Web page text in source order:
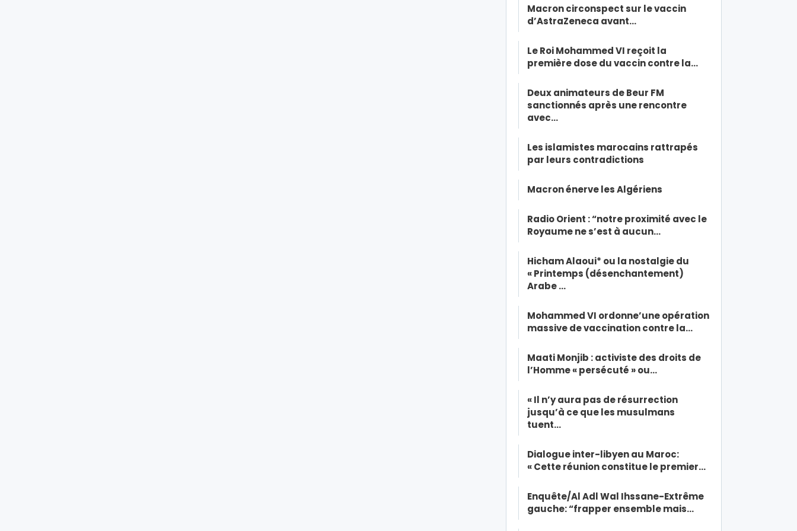
Macron circonspect sur le vaccin
d’AstraZeneca avant…
Le Roi Mohammed VI reçoit la
première dose du vaccin contre la…
Deux animateurs de Beur FM
sanctionnés après une rencontre
avec…
Les islamistes marocains rattrapés
par leurs contradictions
Macron énerve les Algériens
Radio Orient : “notre proximité avec le
Royaume ne s’est à aucun…
Hicham Alaoui* ou la nostalgie du
« Printemps (désenchantement)
Arabe …
Mohammed VI ordonne’une opération
massive de vaccination contre la…
Maati Monjib : activiste des droits de
l’Homme « persécuté » ou…
« Il n’y aura pas de résurrection
jusqu’à ce que les musulmans
tuent…
Dialogue inter-libyen au Maroc:
« Cette réunion constitue le premier…
Enquête/Al Adl Wal Ihssane-Extrême
gauche: “frapper ensemble mais…